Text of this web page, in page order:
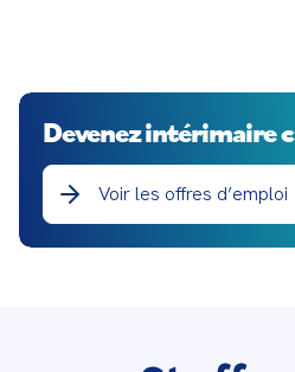
Devenez intérimaire
Voir les offres d’emploi